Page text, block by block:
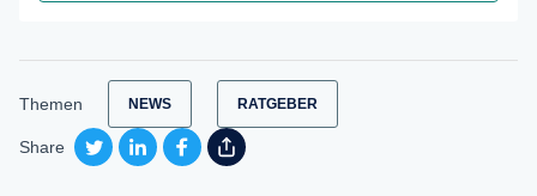
Themen NEWS RATGEBER
Share